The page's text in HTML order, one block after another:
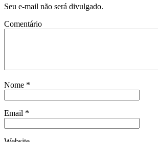
Seu e-mail não será divulgado.
Comentário
Nome *
Email *